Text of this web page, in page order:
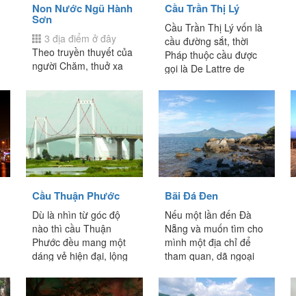
Non Nước Ngũ Hành
Sơn
3 địa điểm ở đây
Theo truyền thuyết của
người Chăm, thuở xa
sống giữa bãi cát mênh
mông bên bờ biển. Một
hôm, lão...
Cầu Trần Thị Lý
Cầu Trần Thị Lý vốn là
cầu đường sắt, thời
Pháp thuộc cầu được
gọi là De Lattre de
tên thành...
Cầu Thuận Phước
Dù là nhìn từ góc độ
nào thì cầu Thuận
Phước đều mang một
dáng vẻ hiện đại, lộng
Cây...
Bãi Đá Đen
Nếu một lần đến Đà
Nẵng và muốn tìm cho
mình một địa chỉ để
tham quan, dã ngoại
Đá...